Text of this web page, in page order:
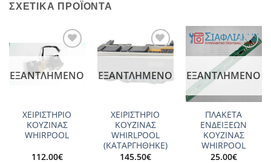
ΣΧΕΤΙΚΆ ΠΡΟΪΌΝΤΑ
Add to
wishlist
ΕΞΑΝΤΛΗΜΈΝΟ
ΧΕΙΡΙΣΤΗΡΙΟ
ΚΟΥΖΙΝΑΣ
WHIRPOOL
112.00€
Add to
ΕΞΑΝΤΛΗΜΈΝΟ
ΧΕΙΡΙΣΤΗΡΙΟ
ΚΟΥΖΙΝΑΣ
WHIRLPOOL
(ΚΑΤΑΡΓΗΘΗΚΕ)
145.50€
Add to
wishlist
ΕΞΑΝΤΛΗΜΈΝΟ
ΠΛΑΚΕΤΑ
ΕΝΔΕΙΞΕΩΝ
ΚΟΥΖΙΝΑΣ
WHIRPOOL
25.00€